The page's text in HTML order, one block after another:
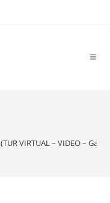
VIRTUAL – VIDEO –